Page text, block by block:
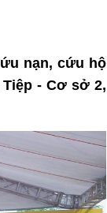
nạn, cứu hộ
- Cơ sở 2,